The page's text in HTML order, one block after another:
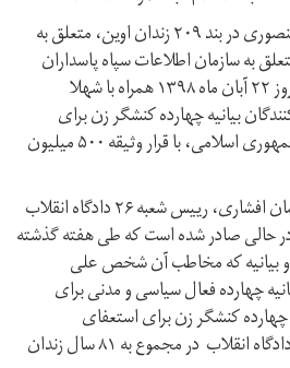
طی سه ماه بازداشت، نرگس منصوری در بند ۲۰۹ زندان اوین، متعلق به
و بند۲الف متعلق به سازمان اطلاعات سپاه پاسداران
تحت بازجویی قرار داشت. او روز ۲۲ آبان ماه ۱۳۹۸ همراه با شهلا
بیانیه چهارده کنشگر زن برای
استعفای خامنه‌ای و گذار از جمهوری اسلامی، با قرار وثیقه ۵۰۰ میلیون
حکم ۶ سال زندان از سوی ایمان افشاری، رییس شعبه ۲۶ دادگاه انقلاب
حالی صادر شده است که طی هفته گذشته
دو بیانیه که مخاطب آن شخص علی
چهارده فعال سیاسی و مدنی برای
کنشگر زن برای استعفای
خامنه‌ای» از سوی شعبه‌های دادگاه انقلاب در مجموع به ۸۱ سال زندان